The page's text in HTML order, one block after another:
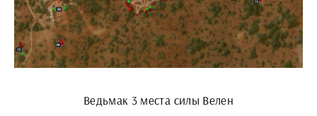
Ведьмак 3 места силы Велен